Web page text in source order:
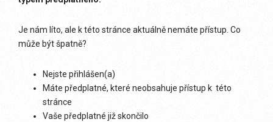
Je nám líto, ale k této stránce aktuálně nemáte přístup. Co
může být špatně?
Nejste přihlášen(a)
Máte předplatné, které neobsahuje přístup k této
stránce
Vaše předplatné již skončilo